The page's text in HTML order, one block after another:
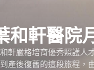
和軒醫院
軒嚴格培育優秀照護人
產後復舊的這段旅程，